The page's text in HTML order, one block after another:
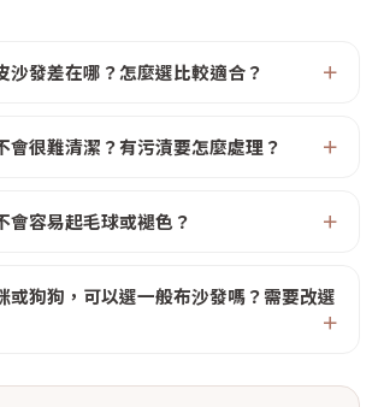
沙發差在哪？怎麼選比較適合？
會很難清潔？有污漬要怎麼處理？
會容易起毛球或褪色？
或狗狗，可以選一般布沙發嗎？需要改選